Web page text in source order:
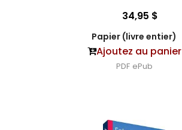
34,95 $
Papier (livre entier)
Ajoutez au panier
PDF ePub